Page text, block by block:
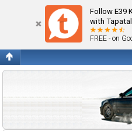
Follow E39
with
FREE - on
Gyakran ismételt kérdések